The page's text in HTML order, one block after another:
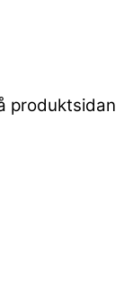
produktsidan